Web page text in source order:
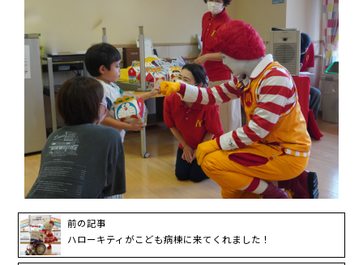
前の記事
ハローキティがこども病棟に来てくれました！